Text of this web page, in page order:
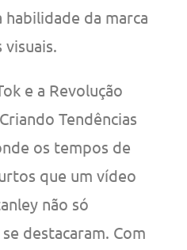
da marca
e a Revolução
Tendências
os tempos de
que um vídeo
não só
destacaram. Com